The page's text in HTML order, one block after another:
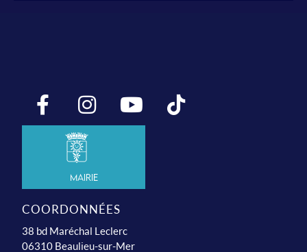
Mairie
COORDONNÉES
38 bd Maréchal Leclerc
06310 Beaulieu-sur-Mer